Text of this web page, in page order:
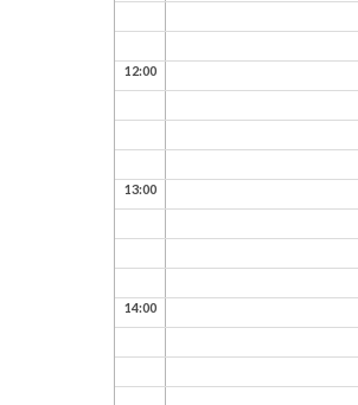
12:00
13:00
14:00